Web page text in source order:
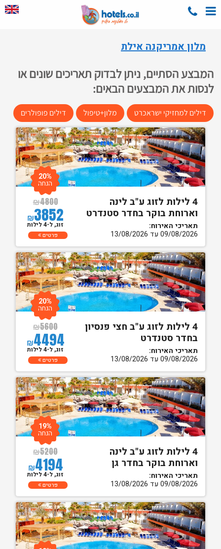
מלון אמריקנה אילת
המבצע הסתיים, ניתן לבדוק תאריכים שונים או
לנסות את המבצעים הבאים:
דילים למחזיקי ישראכרט מלון+טיפול דילים פופולרים
4 לילות לזוג ע"ב לינה
וארוחת בוקר בחדר סטנדרט
תאריכי האירוח:
09/08/2026 עד 13/08/2026
₪4800
₪3852
20%
הנחה
זוג, ל-4 לילות
פרטים
4 לילות לזוג ע"ב חצי פנסיון
בחדר סטנדרט
תאריכי האירוח:
09/08/2026 עד 13/08/2026
₪5600
₪4494
20%
הנחה
זוג, ל-4 לילות
פרטים
4 לילות לזוג ע"ב לינה
וארוחת בוקר בחדר גן
תאריכי האירוח:
09/08/2026 עד 13/08/2026
₪5200
₪4194
19%
הנחה
זוג, ל-4 לילות
פרטים